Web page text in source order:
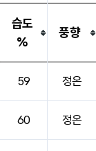
습도
%
풍향
59 정온
60 정온